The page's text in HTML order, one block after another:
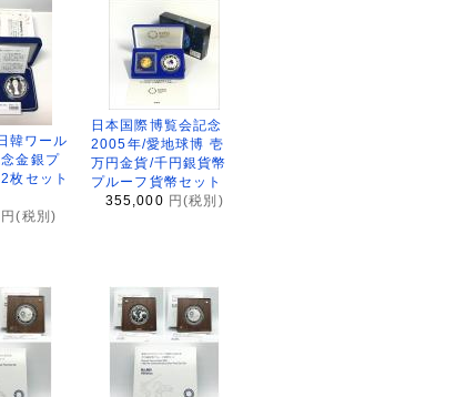
韓ワール
金銀プ
枚セット
円(税別)
日本国際博覧会記念
2005年/愛地球博 壱
万円金貨/千円銀貨幣
プルーフ貨幣セット
355,000 円(税別)